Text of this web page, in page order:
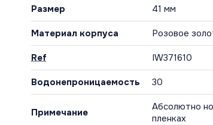
Размер 41 мм
Материал корпуса Розовое
Ref IW371610
Водонепроницаемость 30
Примечание
Абсолютно
пленках